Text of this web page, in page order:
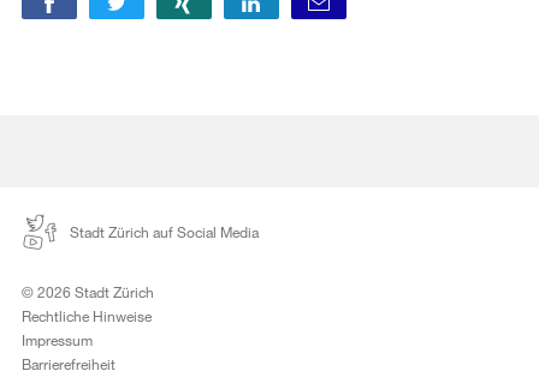
Stadt Zürich auf Social Media
© 2026 Stadt Zürich
Rechtliche Hinweise
Impressum
Barrierefreiheit